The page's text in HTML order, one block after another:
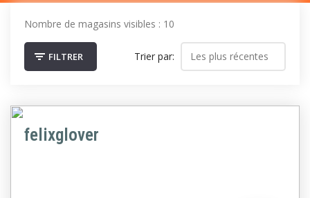
Nombre de magasins visibles : 10
FILTRER Trier par:
felixglover